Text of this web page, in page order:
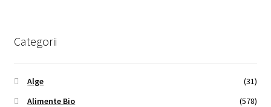
Categorii
Alge
(31)
Alimente Bio
(578)